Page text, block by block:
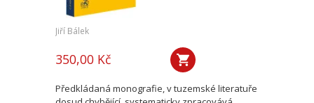
Jiří Bálek
350,00 Kč
Předkládaná monografie, v tuzemské literatuře